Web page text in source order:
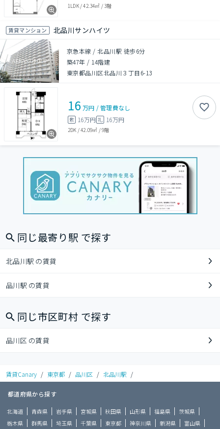
1LDK/42.34㎡ /3階
賃貸マンション 北品川サンハイツ
京急本線 / 北品川駅 徒歩6分
築47年 / 14階建
東京都品川区北品川３丁目6-13
16 万円 /管理費なし
敷 16万円 礼 16万円
2DK /42.09㎡ /9階
同じ最寄り駅 で探す
北品川駅 の賃貸
品川駅 の賃貸
同じ市区町村 で探す
品川区 の賃貸
賃貸Canary / 東京都 / 品川区 / 北品川駅 /
都道府県から探す
北海道 青森県 岩手県 宮城県 秋田県 山形県 福島県
茨城県
栃木県
群馬県 埼玉県 千葉県 東京都 神奈川県 新潟県 富山県